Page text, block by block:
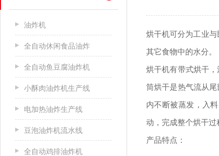
油炸机
全自动休闲食品油炸
全自动鱼豆腐油炸机
小酥肉油炸机生产线
电加热油炸生产线
豆泡油炸机流水线
全自动鸡排油炸机
烘干机可分为工业
其它食物中的水分。
烘干机有带式烘干
筒烘干是热气流从
内不断被蒸发，入
动，完成整个烘干
产品特点：